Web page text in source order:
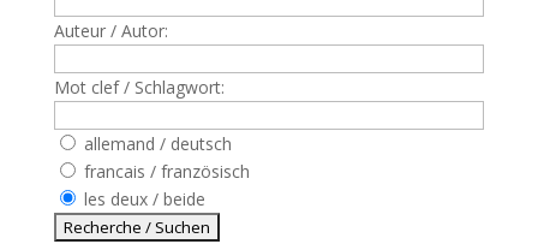
Auteur / Autor:
Mot clef / Schlagwort:
allemand / deutsch
francais / französisch
les deux / beide